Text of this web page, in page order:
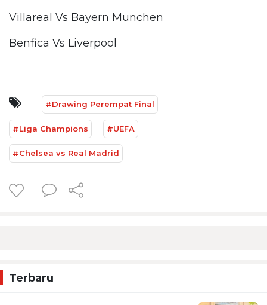
Villareal Vs Bayern Munchen
Benfica Vs Liverpool
#Drawing Perempat Final
#Liga Champions #UEFA
#Chelsea vs Real Madrid
Terbaru